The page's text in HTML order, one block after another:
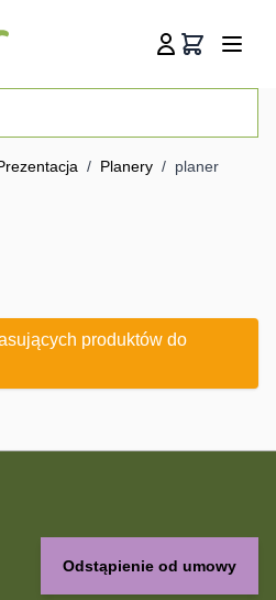
Koszyk
/ Planery / planer
produktów do
Odstąpienie od umowy